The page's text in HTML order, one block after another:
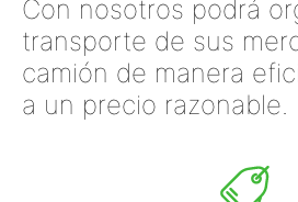
Con nosotros podrá
transporte de sus
camión de manera
a un precio razonable.